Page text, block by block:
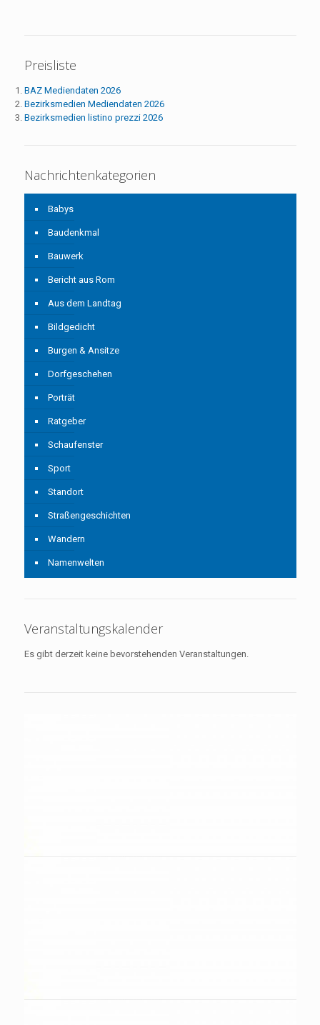
Preisliste
BAZ Mediendaten 2026
Bezirksmedien Mediendaten 2026
Bezirksmedien listino prezzi 2026
Nachrichtenkategorien
Babys
Baudenkmal
Bauwerk
Bericht aus Rom
Aus dem Landtag
Bildgedicht
Burgen & Ansitze
Dorfgeschehen
Porträt
Ratgeber
Schaufenster
Sport
Standort
Straßengeschichten
Wandern
Namenwelten
Veranstaltungskalender
Es gibt derzeit keine bevorstehenden Veranstaltungen.